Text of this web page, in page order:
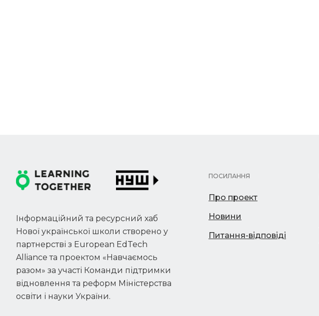
Інформаційний та ресурсний хаб
Нової української школи створено у
партнерстві з European EdTech
Alliance та проектом «Навчаємось
разом» за участі Команди підтримки
відновлення та реформ Міністерства
освіти і науки України.
ПОСИЛАННЯ
Про проект
Новини
Питання-відповіді